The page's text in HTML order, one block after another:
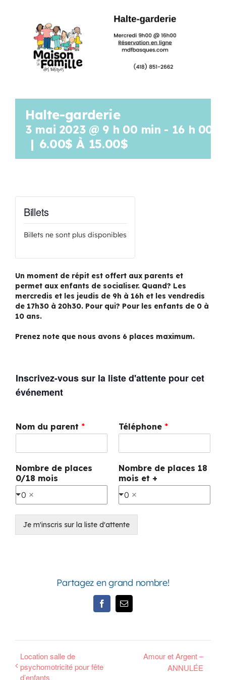
Mon Compte
OFFRES D’EMPLOI
Halte-garderie
3 mai 2023 @ 9 h 00 min - 16 h 00
| 6.00$ À 15.00$
Billets
Billets ne sont plus disponibles
Un moment de répit est offert aux parents et
permet aux enfants de socialiser. Quand? Les
mercredis et les jeudis de 9h à 16h et les vendredis
de 17h30 à 20h30. Pour qui? Pour les enfants de 0 à
10 ans.
Prenez note que nous avons 6 places maximum.
Inscrivez-vous sur la liste d'attente pour cet
événement
Nom du parent * Téléphone *
Nombre de places
0/18 mois
0
Nombre de places 18
mois et +
0
Je m'inscris sur la liste d'attente
Partagez en grand nombre!
FacebookEmail
Location salle de
psychomotricité pour fête
d’enfants
Amour et Argent –
ANNULÉE